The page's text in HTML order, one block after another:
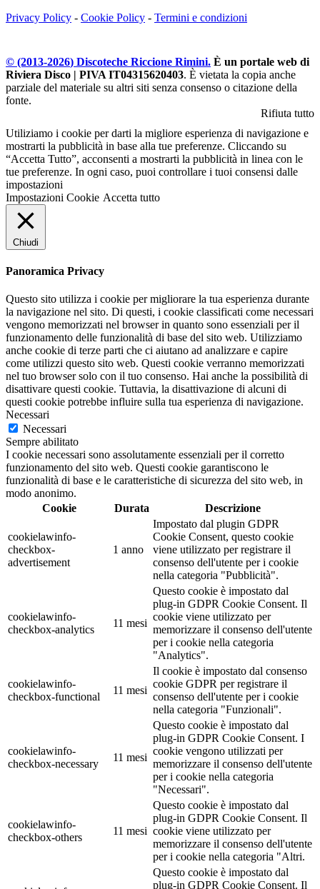
Privacy Policy - Cookie Policy - Termini e condizioni
© (2013-2026) Discoteche Riccione Rimini. È un portale web di
Riviera Disco | PIVA IT04315620403. È vietata la copia anche
parziale del materiale su altri siti senza consenso o citazione della
fonte.
Rifiuta tutto
Utiliziamo i cookie per darti la migliore esperienza di navigazione e
mostrarti la pubblicità in base alla tue preferenze. Cliccando su
“Accetta Tutto”, acconsenti a mostrarti la pubblicità in linea con le
tue preferenze. In ogni caso, puoi controllare i tuoi consensi dalle
impostazioni
Impostazioni Cookie Accetta tutto
Chiudi
Panoramica Privacy
Questo sito utilizza i cookie per migliorare la tua esperienza durante
la navigazione nel sito. Di questi, i cookie classificati come necessari
vengono memorizzati nel browser in quanto sono essenziali per il
funzionamento delle funzionalità di base del sito web. Utilizziamo
anche cookie di terze parti che ci aiutano ad analizzare e capire
come utilizzi questo sito web. Questi cookie verranno memorizzati
nel tuo browser solo con il tuo consenso. Hai anche la possibilità di
disattivare questi cookie. Tuttavia, la disattivazione di alcuni di
questi cookie potrebbe influire sulla tua esperienza di navigazione.
Necessari
Necessari
Sempre abilitato
I cookie necessari sono assolutamente essenziali per il corretto
funzionamento del sito web. Questi cookie garantiscono le
funzionalità di base e le caratteristiche di sicurezza del sito web, in
modo anonimo.
Cookie
Durata Descrizione
cookielawinfo-
checkbox-
advertisement
1 anno
Impostato dal plugin GDPR
Cookie Consent, questo cookie
viene utilizzato per registrare il
consenso dell'utente per i cookie
nella categoria "Pubblicità".
cookielawinfo-
checkbox-analytics
11 mesi
Questo cookie è impostato dal
plug-in GDPR Cookie Consent. Il
cookie viene utilizzato per
memorizzare il consenso dell'utente
per i cookie nella categoria
"Analytics".
cookielawinfo-
checkbox-functional
11 mesi
Il cookie è impostato dal consenso
cookie GDPR per registrare il
consenso dell'utente per i cookie
nella categoria "Funzionali".
cookielawinfo-
checkbox-necessary
11 mesi
Questo cookie è impostato dal
plug-in GDPR Cookie Consent. I
cookie vengono utilizzati per
memorizzare il consenso dell'utente
per i cookie nella categoria
"Necessari".
cookielawinfo-
checkbox-others
11 mesi
Questo cookie è impostato dal
plug-in GDPR Cookie Consent. Il
cookie viene utilizzato per
memorizzare il consenso dell'utente
per i cookie nella categoria "Altri.
Questo cookie è impostato dal
plug-in GDPR Cookie Consent. Il